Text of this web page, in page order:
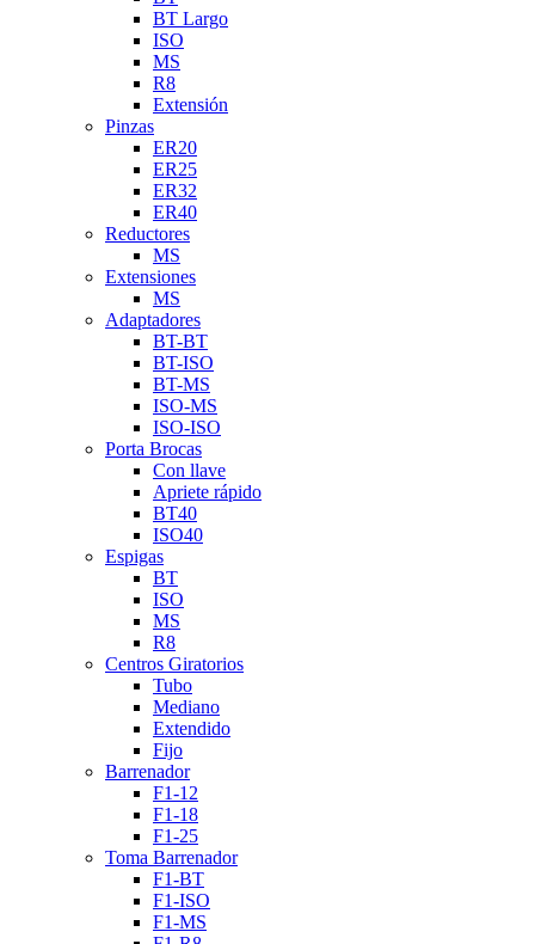
BT Largo
ISO
MS
R8
Extensión
Pinzas
ER20
ER25
ER32
ER40
Reductores
MS
Extensiones
MS
Adaptadores
BT-BT
BT-ISO
BT-MS
ISO-MS
ISO-ISO
Porta Brocas
Con llave
Apriete rápido
BT40
ISO40
Espigas
BT
ISO
MS
R8
Centros Giratorios
Tubo
Mediano
Extendido
Fijo
Barrenador
F1-12
F1-18
F1-25
Toma Barrenador
F1-BT
F1-ISO
F1-MS